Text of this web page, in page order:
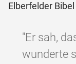
Elberfelder Bibel
"Er sah,
wunderte